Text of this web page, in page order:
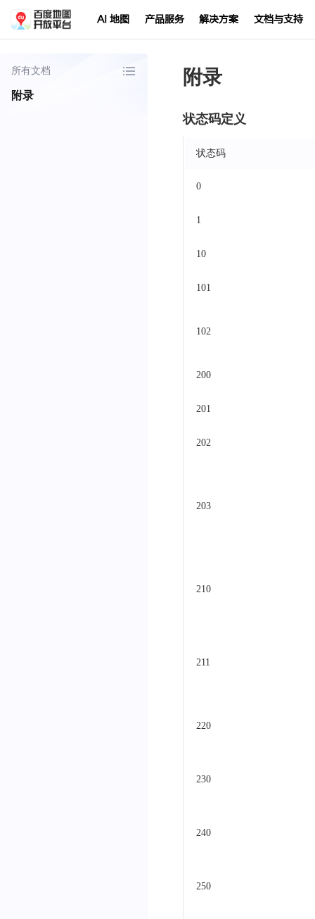
AI 地图 产品服务 解决方案 文档与支持
所有文档
附录
附录
状态码定义
状态码
0
1
10
101
102
200
201
202
203
210
211
220
230
240
250